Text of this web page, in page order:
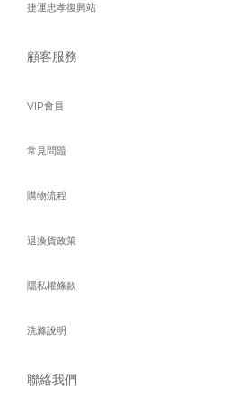
捷運忠孝復興站
顧客服務
VIP會員
常見問題
購物流程
退換貨政策
隱私權條款
洗滌說明
聯絡我們